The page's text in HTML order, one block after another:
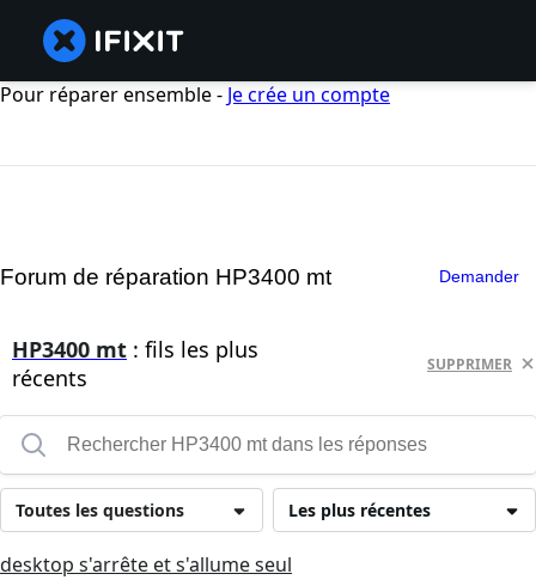
Pour réparer ensemble - Je crée un compte
Forum de réparation HP3400 mt Demander
HP3400 mt : fils les plus
récents
SUPPRIMER
Les plus récentes
Toutes les questions
desktop s'arrête et s'allume seul